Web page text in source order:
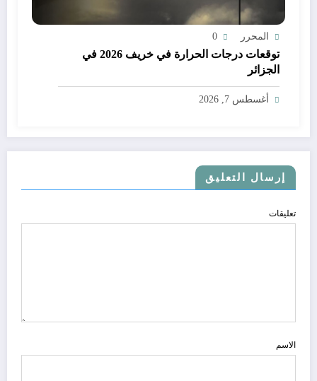
المحرر 0
توقعات درجات الحرارة في خريف 2026 في
الجزائر
أغسطس 7, 2026
إرسال التعليق
تعليقات
الاسم